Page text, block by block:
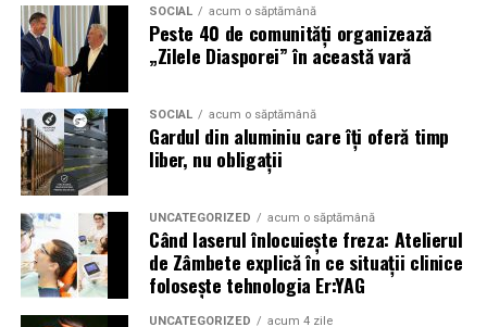
Puncte de prim ajutor
Mai multe puncte medicale vor fi disponibile in
interiorul festivalului si vor fi marcate pe harta din
aplicatia Summer Well.
Top-up rapid pentru plati in festival
Bratara de acces include un cod PIN care permite
alimentarea online a contului, direct pe platforma
Summer Well.
SOCIAL acum o săptămână
Peste 40 de comunități organizează
„Zilele Diasporei” în această vară
SOCIAL acum o săptămână
Gardul din aluminiu care îți oferă timp
liber, nu obligații
UNCATEGORIZED acum o săptămână
Când laserul înlocuiește freza: Atelierul
de Zâmbete explică în ce situații clinice
folosește tehnologia Er:YAG
UNCATEGORIZED acum 4 zile